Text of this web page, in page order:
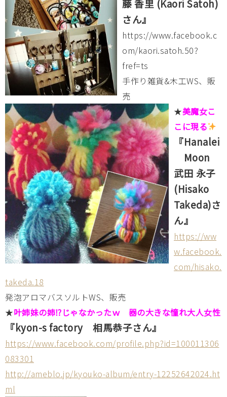
藤 香里 (Kaori Satoh)
さん』
https://www.facebook.c
om/kaori.satoh.50?
fref=ts
手作り雑貨&木工WS、販
売
★美魔女こ
こに現る
『Hanalei
Moon
武田 永子
(Hisako
Takeda)さ
ん』
https://ww
w.facebook.
com/hisako.
takeda.18
発泡アロマバスソルトWS、販売
★叶姉妹の姉⁉じゃなかったｗ 器の大きな憧れ大人女性
『kyon-s factory 相馬恭子さん』
https://www.facebook.com/profile.php?id=100011306
083301
http://ameblo.jp/kyouko-album/entry-12252642024.ht
ml